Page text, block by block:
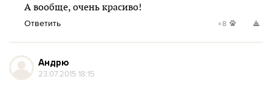
А вообще, очень красиво!
Ответить +8
Андрю
23.07.2015 18:15